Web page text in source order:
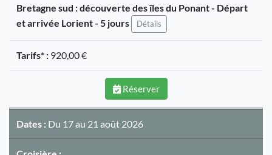
Bretagne sud : découverte des îles du Ponant - Départ
et arrivée Lorient - 5 jours
Détails
Tarifs* : 920,00 €
Réserver
Dates : Du 17 au 21 août 2026